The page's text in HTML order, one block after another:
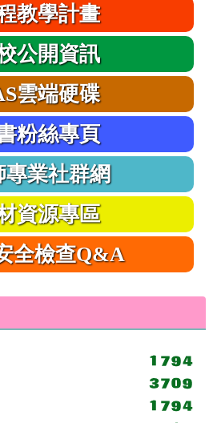
教學計畫
公開資訊
雲端硬碟
粉絲專頁
專業社群網
資源專區
全檢查Q&A